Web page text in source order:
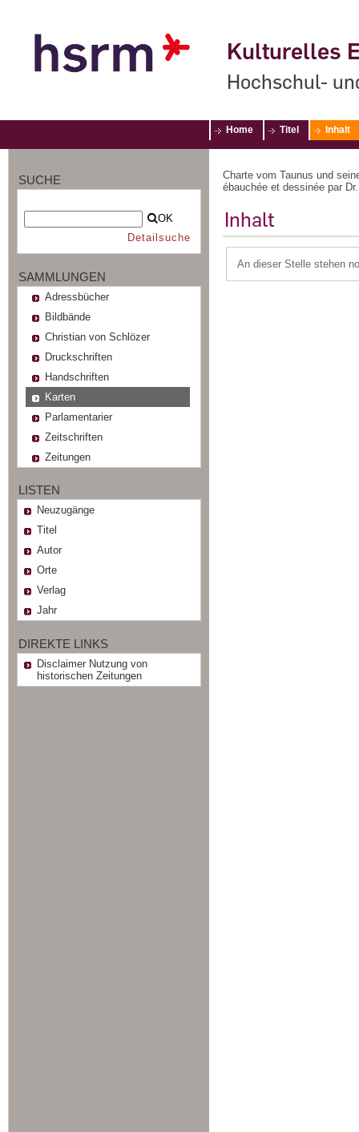
Kulturelles
Hochschul-
Home Titel Inhalt
SUCHE
OK
Detailsuche
SAMMLUNGEN
Adressbücher
Bildbände
Christian von Schlözer
Druckschriften
Handschriften
Karten
Parlamentarier
Zeitschriften
Zeitungen
LISTEN
Neuzugänge
Titel
Autor
Orte
Verlag
Jahr
DIREKTE LINKS
Disclaimer Nutzung von
historischen Zeitungen
Charte vom Taunus und
ébauchée et dessinée par
Inhalt
An dieser Stelle stehen